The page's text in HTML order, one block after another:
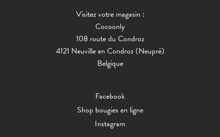
Visitez votre magasin :
Cocoonly
108 route du Condroz
4121 Neuville en Condroz (Neupré)
Belgique
Facebook
Shop bougies en ligne
Instagram